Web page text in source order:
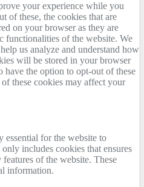
your experience while you
of these, the cookies that are
on your browser as they are
functionalities of the website. We
us analyze and understand how
will be stored in your browser
the option to opt-out of these
these cookies may affect your
essential for the website to
includes cookies that ensures
of the website. These
information.